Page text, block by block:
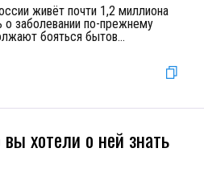
живёт почти 1,2 миллиона
заболевании по-прежнему
бояться бытов...
хотели о ней знать